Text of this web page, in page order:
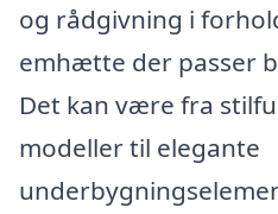
og rådgivning i
emhætte der passer
Det kan være fra
modeller til elegante